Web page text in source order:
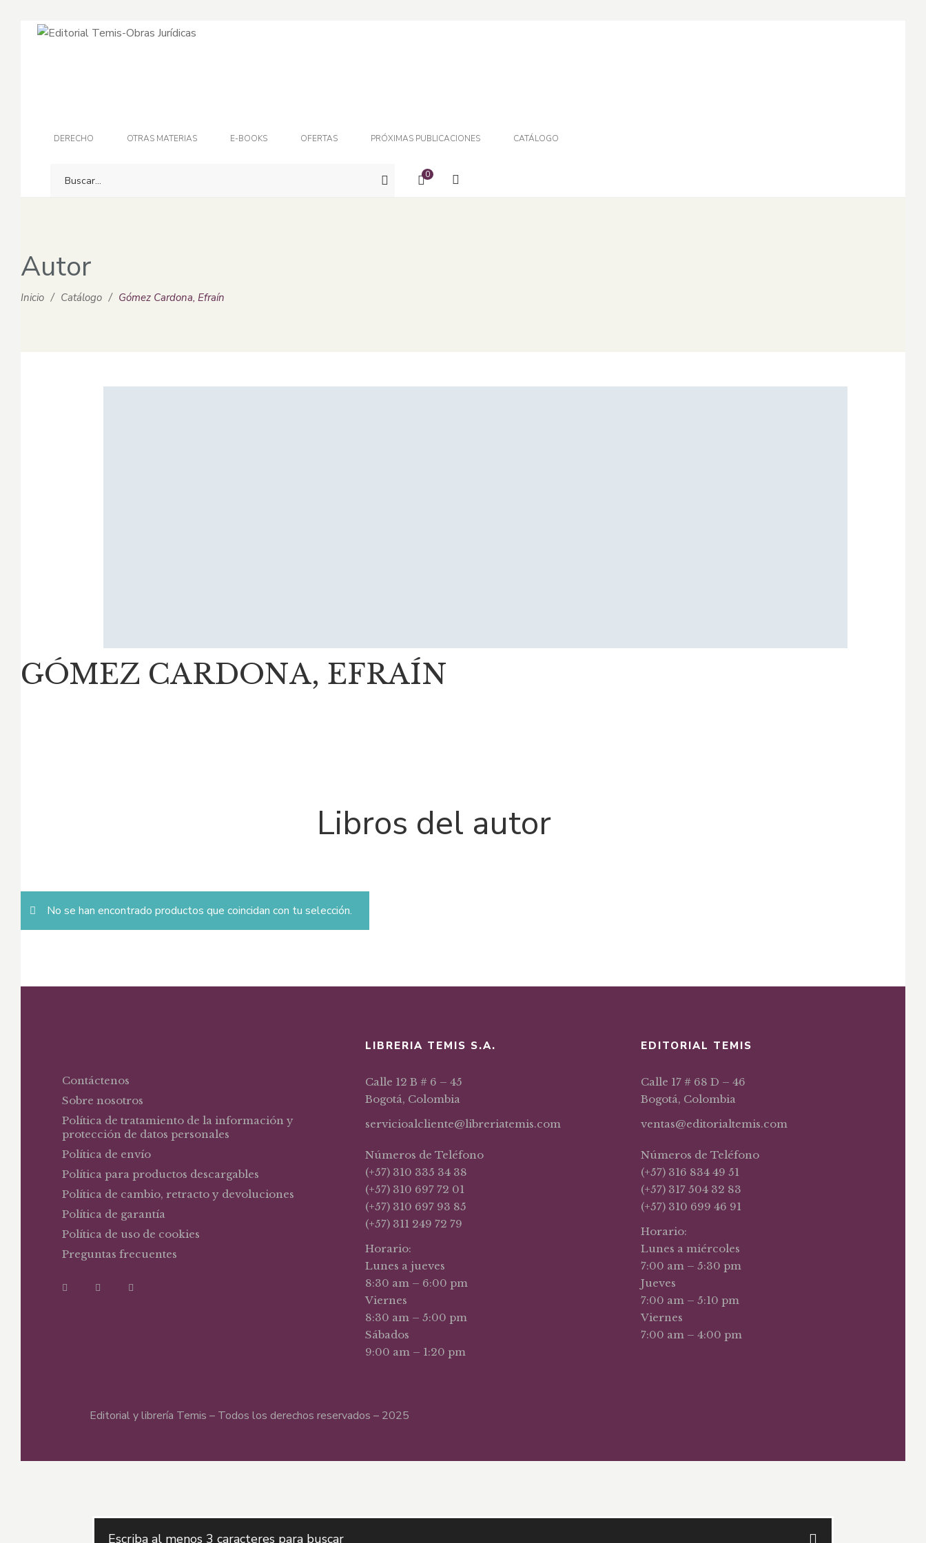
DERECHO OTRAS MATERIAS E-BOOKS OFERTAS PRÓXIMAS PUBLICACIONES CATÁLOGO
0
Autor
Inicio / Catálogo / Gómez Cardona, Efraín
GÓMEZ CARDONA, EFRAÍN
Libros del autor
No se han encontrado productos que coincidan con tu selección.
Contáctenos
Sobre nosotros
Política de tratamiento de la información y
protección de datos personales
Política de envío
Política para productos descargables
Política de cambio, retracto y devoluciones
Política de garantía
Política de uso de cookies
Preguntas frecuentes
LIBRERIA TEMIS S.A.
Calle 12 B # 6 – 45
Bogotá, Colombia
servicioalcliente@libreriatemis.com
Números de Teléfono
(+57) 310 335 34 38
(+57) 310 697 72 01
(+57) 310 697 93 85
(+57) 311 249 72 79
Horario:
Lunes a jueves
8:30 am – 6:00 pm
Viernes
8:30 am – 5:00 pm
Sábados
9:00 am – 1:20 pm
EDITORIAL TEMIS
Calle 17 # 68 D – 46
Bogotá, Colombia
ventas@editorialtemis.com
Números de Teléfono
(+57) 316 834 49 51
(+57) 317 504 32 83
(+57) 310 699 46 91
Horario:
Lunes a miércoles
7:00 am – 5:30 pm
Jueves
7:00 am – 5:10 pm
Viernes
7:00 am – 4:00 pm
Editorial y librería Temis – Todos los derechos reservados – 2025